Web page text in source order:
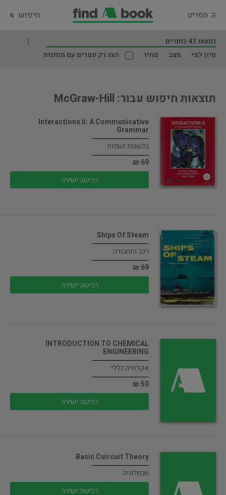
תפריט חיפוש
נמצאו 43 כותרים
מיון לפי
מצב מחיר הצג רק ספרים עם תמונות
תוצאות חיפוש עבור: McGraw-Hill
Interactions Ii: A Communicative
Grammar
בלשנות ושפות
69 ₪
רכישה ישירה
Ships Of Steam
רכב ותחבורה
69 ₪
רכישה ישירה
INTRODUCTION TO CHEMICAL
ENGINEERING
אקדמיה כללי
50 ₪
רכישה ישירה
Basic Cuircuit Theory
טכנולוגיה
רכישה ישירה